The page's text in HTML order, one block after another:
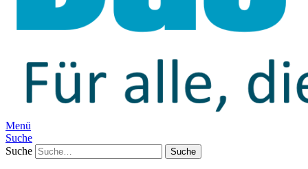
Menü
Suche
Suche